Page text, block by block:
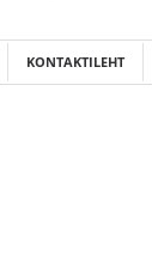
KONTAKTILEHT